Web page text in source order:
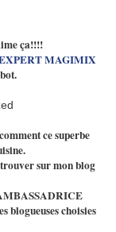
ça!!!!
MAGIMIX
ce superbe
sur mon blog
choisies